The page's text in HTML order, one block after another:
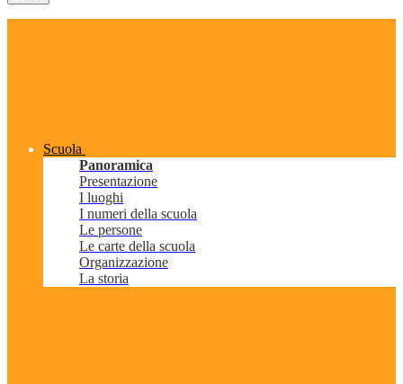
Scuola
Panoramica
Presentazione
I luoghi
I numeri della scuola
Le persone
Le carte della scuola
Organizzazione
La storia